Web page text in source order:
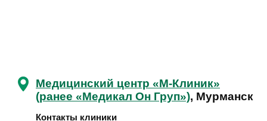
Медицинский центр «М-Клиник»
(ранее «Медикал Он Груп»), Мурманск
Контакты клиники